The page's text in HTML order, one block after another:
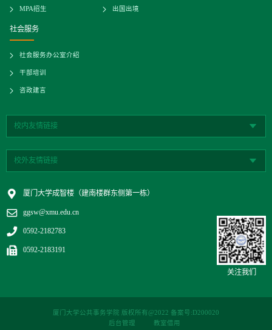
MPA招生 出国出境
社会服务
社会服务办公室介绍
干部培训
咨政建言
校内友情链接
校外友情链接
厦门大学成智楼（建南楼群东侧第一栋）
ggsw@xmu.edu.cn
0592-2182783
0592-2183191
关注我们
厦门大学公共事务学院 版权所有@2022 备案号:D200020
后台管理
教室借用